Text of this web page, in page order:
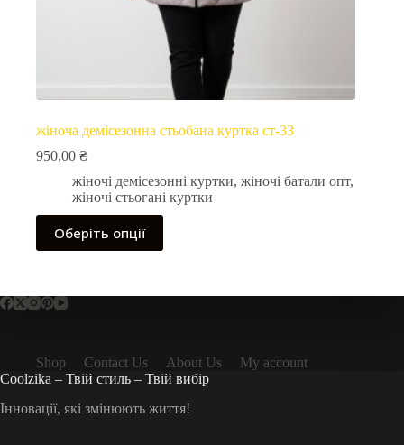
жіноча демісезонна стьобана куртка ст-33
950,00 ₴
жіночі демісезонні куртки, жіночі батали опт,
жіночі стьогані куртки
Оберіть опції
Цей
товар
має
Параметри
сторінці
товару
Shop Contact Us About Us
My account
Coolzika – Твій стиль – Твій вибір
Інновації, які змінюють життя!